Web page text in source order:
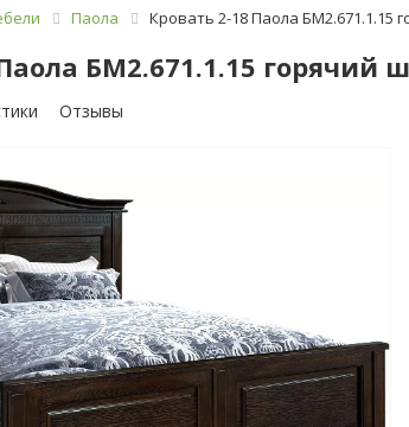
Паола Кровать 2-18 Паола БМ2.671.1.15
БМ2.671.1.15 горячий
Отзывы